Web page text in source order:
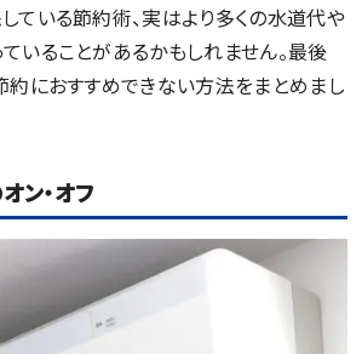
ている節約術、実はより多くの水道代や
いることがあるかもしれません。最後
約におすすめできない方法をまとめまし
ン・オフ